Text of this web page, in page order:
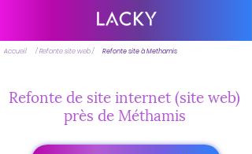
Accueil / Refonte site web / Refonte site à Methamis
Refonte de site internet (site web)
près de Méthamis